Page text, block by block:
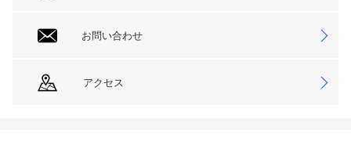
お問い合わせ
アクセス